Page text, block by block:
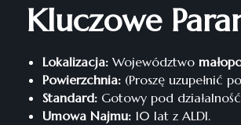
Kluczowe
Lokalizacja:Województwo
Powierzchnia:(Proszę uzupełnić
Standard:Gotowy pod działalność
Umowa Najmu:10 lat z ALDI.